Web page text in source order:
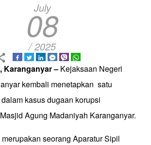
July
08
/ 2025
Karanganyar – Kejaksaan Negeri
kembali menetapkan satu
kasus dugaan korupsi
Agung Madaniyah Karanganyar.
seorang Aparatur Sipil